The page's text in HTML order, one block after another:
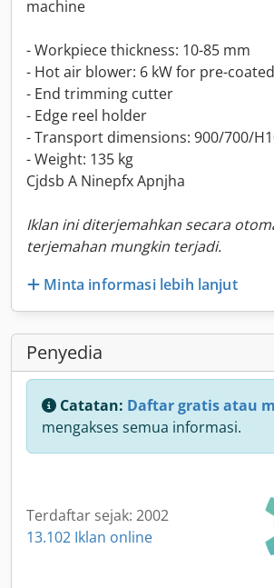
machine
- Workpiece thickness: 10-85 mm
- Hot air blower: 6 kW for pre-
- End trimming cutter
- Edge reel holder
- Transport dimensions: 900/700/
- Weight: 135 kg
Cjdsb A Ninepfx Apnjha
Iklan ini diterjemahkan secara
terjemahan mungkin terjadi.
Minta informasi lebih lanjut
Penyedia
Catatan: Daftar gratis atau
mengakses semua informasi.
Terdaftar sejak: 2002
13.102 Iklan online